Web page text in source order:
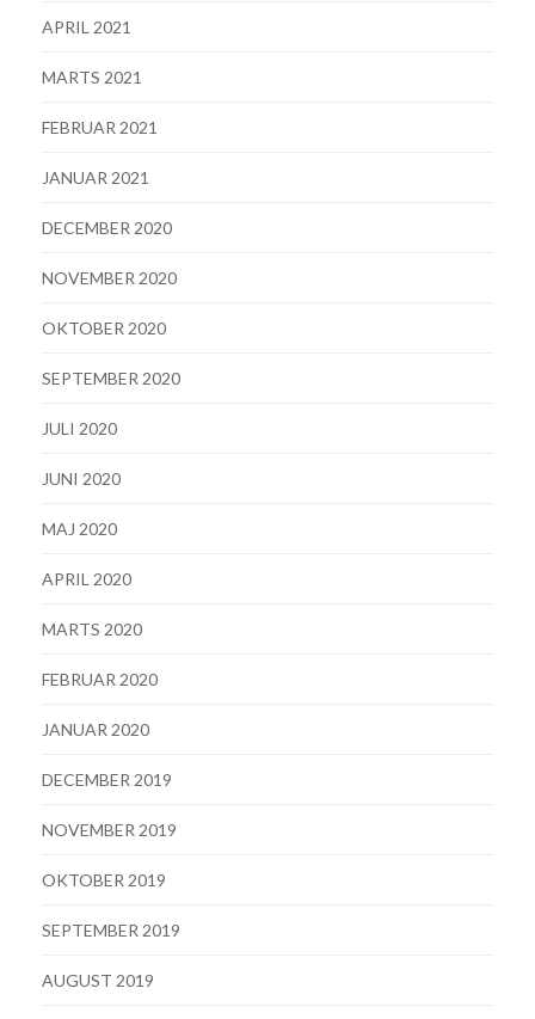
APRIL 2021
MARTS 2021
FEBRUAR 2021
JANUAR 2021
DECEMBER 2020
NOVEMBER 2020
OKTOBER 2020
SEPTEMBER 2020
JULI 2020
JUNI 2020
MAJ 2020
APRIL 2020
MARTS 2020
FEBRUAR 2020
JANUAR 2020
DECEMBER 2019
NOVEMBER 2019
OKTOBER 2019
SEPTEMBER 2019
AUGUST 2019